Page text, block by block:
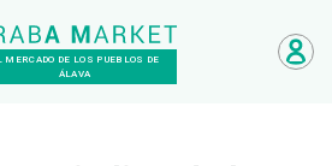
MERCADO DE LOS PUEBLOS DE
ÁLAVA